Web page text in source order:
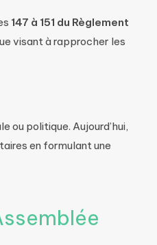
147 à 151 du Règlement
visant à rapprocher les
ou politique. Aujourd’hui,
en formulant une